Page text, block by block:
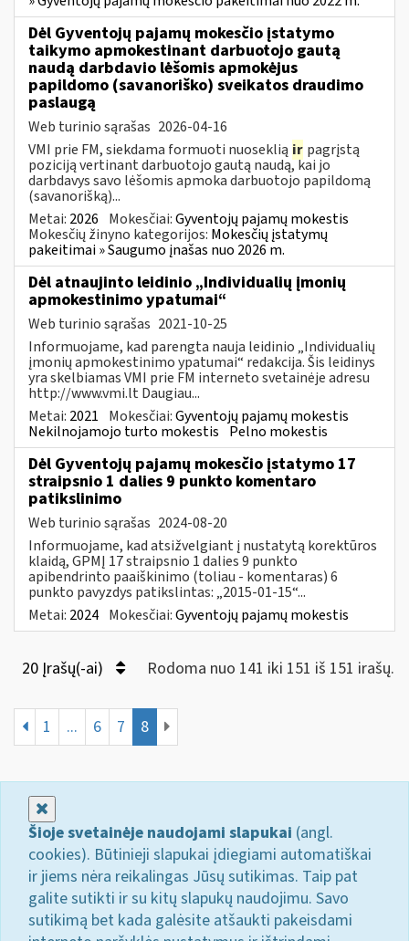
Dėl Gyventojų pajamų mokesčio įstatymo
taikymo apmokestinant darbuotojo gautą
naudą darbdavio lėšomis apmokėjus
papildomo (savanoriško) sveikatos draudimo
paslaugą
Web turinio sąrašas 2026-04-16
VMI prie FM, siekdama formuoti nuoseklią ir pagrįstą
poziciją vertinant darbuotojo gautą naudą, kai jo
darbdavys savo lėšomis apmoka darbuotojo papildomą
(savanorišką)...
Metai: 2026 Mokesčiai:Gyventojų pajamų mokestis
Mokesčių žinyno kategorijos: Mokesčių įstatymų
pakeitimai » Saugumo įnašas nuo 2026 m.
Dėl atnaujinto leidinio „Individualių įmonių
apmokestinimo ypatumai“
Web turinio sąrašas 2021-10-25
Informuojame, kad parengta nauja leidinio „Individualių
įmonių apmokestinimo ypatumai“ redakcija. Šis leidinys
yra skelbiamas VMI prie FM interneto svetainėje adresu
http://www.vmi.lt Daugiau...
Metai: 2021 Mokesčiai:Gyventojų pajamų mokestis
Nekilnojamojo turto mokestis Pelno mokestis
Dėl Gyventojų pajamų mokesčio įstatymo 17
straipsnio 1 dalies 9 punkto komentaro
patikslinimo
Web turinio sąrašas 2024-08-20
Informuojame, kad atsižvelgiant į nustatytą korektūros
klaidą, GPMĮ 17 straipsnio 1 dalies 9 punkto
apibendrinto paaiškinimo (toliau - komentaras) 6
punkto pavyzdys patikslintas: „2015-01-15“...
Metai: 2024 Mokesčiai:Gyventojų pajamų mokestis
20 Įrašų(-ai) Rodoma nuo 141 iki 151 iš 151 irašų.
1 ... 6 7 8
Šioje svetainėje naudojami slapukai (angl.
cookies). Būtinieji slapukai įdiegiami automatiškai
ir jiems nėra reikalingas Jūsų sutikimas. Taip pat
galite sutikti ir su kitų slapukų naudojimu. Savo
sutikimą bet kada galėsite atšaukti pakeisdami